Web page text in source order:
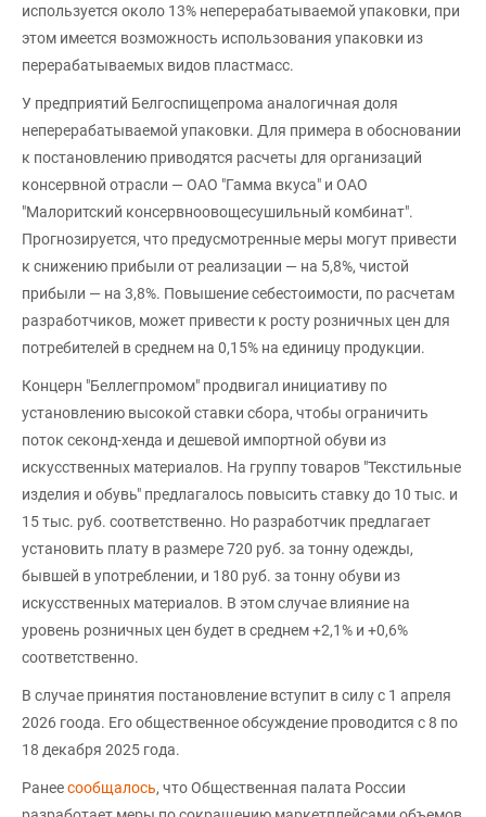
используется около 13% неперерабатываемой упаковки, при
этом имеется возможность использования упаковки из
перерабатываемых видов пластмасс.
У предприятий Белгоспищепрома аналогичная доля
неперерабатываемой упаковки. Для примера в обосновании
к постановлению приводятся расчеты для организаций
консервной отрасли — ОАО "Гамма вкуса" и ОАО
"Малоритский консервноовощесушильный комбинат".
Прогнозируется, что предусмотренные меры могут привести
к снижению прибыли от реализации — на 5,8%, чистой
прибыли — на 3,8%. Повышение себестоимости, по расчетам
разработчиков, может привести к росту розничных цен для
потребителей в среднем на 0,15% на единицу продукции.
Концерн "Беллегпромом" продвигал инициативу по
установлению высокой ставки сбора, чтобы ограничить
поток секонд-хенда и дешевой импортной обуви из
искусственных материалов. На группу товаров "Текстильные
изделия и обувь" предлагалось повысить ставку до 10 тыс. и
15 тыс. руб. соответственно. Но разработчик предлагает
установить плату в размере 720 руб. за тонну одежды,
бывшей в употреблении, и 180 руб. за тонну обуви из
искусственных материалов. В этом случае влияние на
уровень розничных цен будет в среднем +2,1% и +0,6%
соответственно.
В случае принятия постановление вступит в силу с 1 апреля
2026 гоода. Его общественное обсуждение проводится с 8 по
18 декабря 2025 года.
Ранеесообщалось, что Общественная палата России